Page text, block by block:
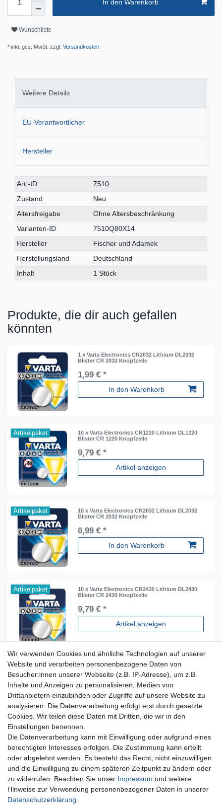
In den Warenkorb
Wunschliste
* inkl. ges. MwSt. zzgl. Versandkosten
Weitere Details
EU-Verantwortlicher
Hersteller
Technisches
Merkmal
Wert
Art.-ID
7510
Zustand
Neu
Altersfreigabe
Ohne Altersbeschränkung
Varianten-ID
7510Q80X14
Hersteller
Fischer und Adamek
Herstellungsland
Deutschland
Inhalt
1 Stück
Produkte, die dir auch gefallen
könnten
1 x Varta Electronics CR2032 Lithium DL2032
Blister CR 2032 Knopfzelle
1,99 € *
In den Warenkorb
Artikelpaket
10 x Varta Electronics CR1220 Lithium DL1220
Blister CR 1220 Knopfzelle
9,79 € *
Artikel anzeigen
Artikelpaket
10 x Varta Electronics CR2032 Lithium DL2032
Blister CR 2032 Knopfzelle
6,99 € *
In den Warenkorb
Artikelpaket
10 x Varta Electronics CR2430 Lithium DL2430
Blister CR 2430 Knopfzelle
9,79 € *
Artikel anzeigen
Für Fragen zu unseren Produkten und Bestellungen
erreichen Sie uns per E-Mail oder Telefon:
+49 5741 9099422 oder
info@dein-bau-projekt.de
Versand und Zahlung
Impressum
Datenschutzerklärung
AGB
Kontakt
Infos Ratenkauf mit easyCredit
Qualität made in Germany
Wir verwenden Cookies und ähnliche Technologien auf unserer
Website und verarbeiten personenbezogene Daten von
Besucher:innen unserer Webseite (z.B. IP-Adresse), um z.B.
Inhalte und Anzeigen zu personalisieren, Medien von
Drittanbietern einzubinden oder Zugriffe auf unsere Website zu
analysieren. Die Datenverarbeitung erfolgt erst durch gesetzte
Cookies. Wir teilen diese Daten mit Dritten, die wir in den
Einstellungen benennen.
Die Datenverarbeitung kann mit Einwilligung oder aufgrund eines
berechtigten Interesses erfolgen. Die Zustimmung kann erteilt
oder abgelehnt werden. Es besteht das Recht, nicht einzuwilligen
und die Einwilligung zu einem späteren Zeitpunkt zu ändern oder
zu widerrufen. Beachten Sie unser Impressum und weitere
Hinweise zur Verwendung personenbezogener Daten in unserer
Daten­schutz­erklärung